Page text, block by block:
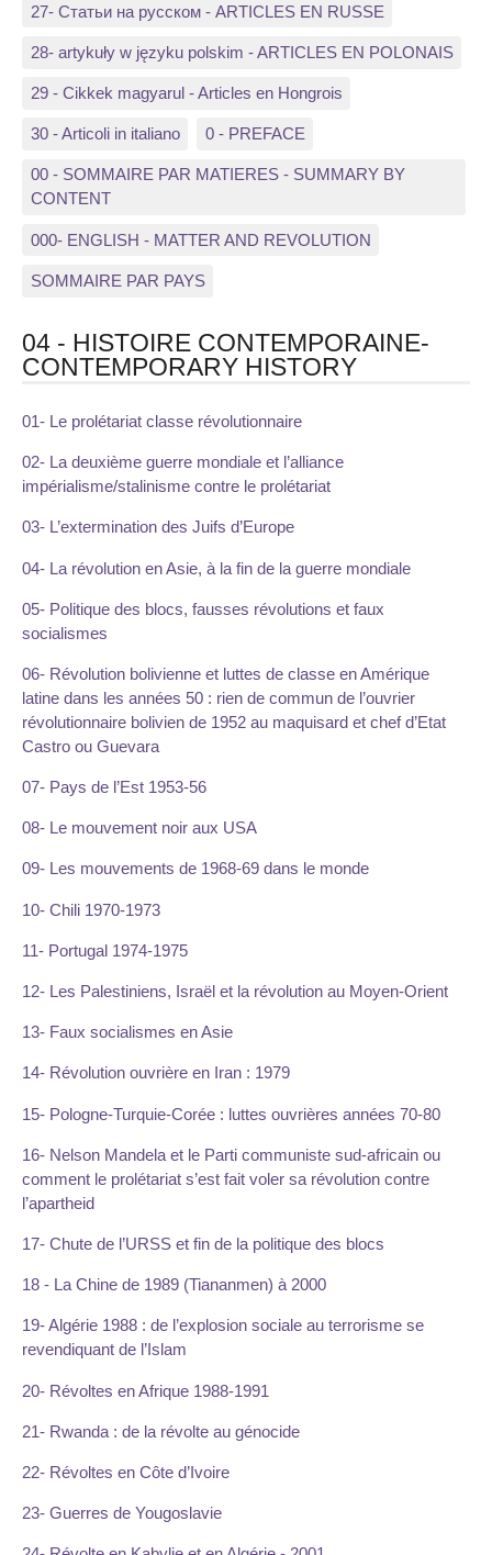
27- Статьи на русском - ARTICLES EN RUSSE
28- artykuły w języku polskim - ARTICLES EN POLONAIS
29 - Cikkek magyarul - Articles en Hongrois
30 - Articoli in italiano 0 - PREFACE
00 - SOMMAIRE PAR MATIERES - SUMMARY BY
CONTENT
000- ENGLISH - MATTER AND REVOLUTION
SOMMAIRE PAR PAYS
04 - HISTOIRE CONTEMPORAINE-
CONTEMPORARY HISTORY
01- Le prolétariat classe révolutionnaire
02- La deuxième guerre mondiale et l’alliance
impérialisme/stalinisme contre le prolétariat
03- L’extermination des Juifs d’Europe
04- La révolution en Asie, à la fin de la guerre mondiale
05- Politique des blocs, fausses révolutions et faux
socialismes
06- Révolution bolivienne et luttes de classe en Amérique
latine dans les années 50 : rien de commun de l’ouvrier
révolutionnaire bolivien de 1952 au maquisard et chef d’Etat
Castro ou Guevara
07- Pays de l’Est 1953-56
08- Le mouvement noir aux USA
09- Les mouvements de 1968-69 dans le monde
10- Chili 1970-1973
11- Portugal 1974-1975
12- Les Palestiniens, Israël et la révolution au Moyen-Orient
13- Faux socialismes en Asie
14- Révolution ouvrière en Iran : 1979
15- Pologne-Turquie-Corée : luttes ouvrières années 70-80
16- Nelson Mandela et le Parti communiste sud-africain ou
comment le prolétariat s’est fait voler sa révolution contre
l’apartheid
17- Chute de l’URSS et fin de la politique des blocs
18 - La Chine de 1989 (Tiananmen) à 2000
19- Algérie 1988 : de l’explosion sociale au terrorisme se
revendiquant de l’Islam
20- Révoltes en Afrique 1988-1991
21- Rwanda : de la révolte au génocide
22- Révoltes en Côte d’Ivoire
23- Guerres de Yougoslavie